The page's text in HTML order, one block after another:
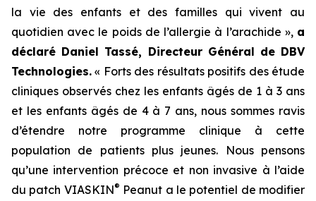
la vie des enfants et des familles qui vivent au
quotidien avec le poids de l’allergie à l’arachide », a
déclaré Daniel Tassé, Directeur Général de DBV
Technologies. « Forts des résultats positifs des étude
cliniques observés chez les enfants âgés de 1 à 3 ans
et les enfants âgés de 4 à 7 ans, nous sommes ravis
d’étendre notre programme clinique à cette
population de patients plus jeunes. Nous pensons
qu’une intervention précoce et non invasive à l’aide
du patch VIASKIN® Peanut a le potentiel de modifier